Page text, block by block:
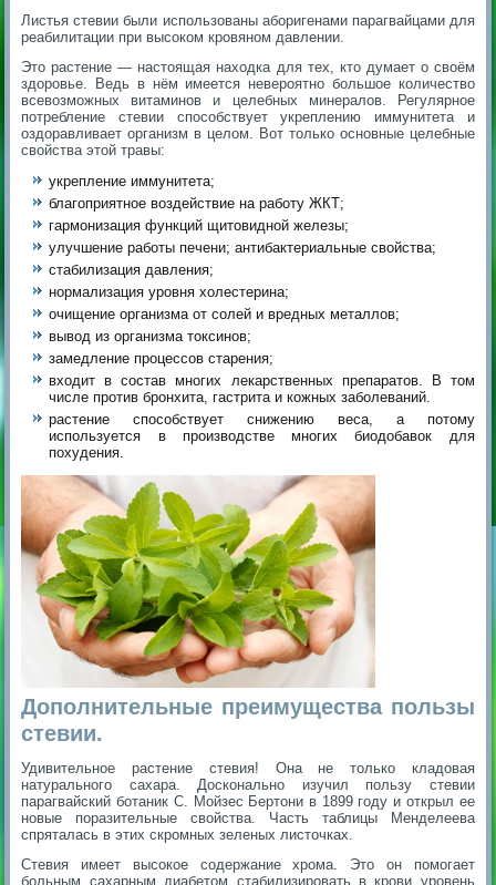
Листья стевии были использованы аборигенами парагвайцами для
реабилитации при высоком кровяном давлении.
Это растение — настоящая находка для тех, кто думает о своём
здоровье. Ведь в нём имеется невероятно большое количество
всевозможных витаминов и целебных минералов. Регулярное
потребление стевии способствует укреплению иммунитета и
оздоравливает организм в целом. Вот только основные целебные
свойства этой травы:
укрепление иммунитета;
благоприятное воздействие на работу ЖКТ;
гармонизация функций щитовидной железы;
улучшение работы печени; антибактериальные свойства;
стабилизация давления;
нормализация уровня холестерина;
очищение организма от солей и вредных металлов;
вывод из организма токсинов;
замедление процессов старения;
входит в состав многих лекарственных препаратов. В том
числе против бронхита, гастрита и кожных заболеваний.
растение способствует снижению веса, а потому
используется в производстве многих биодобавок для
похудения.
Дополнительные преимущества пользы
стевии.
Удивительное растение стевия! Она не только кладовая
натурального сахара. Досконально изучил пользу стевии
парагвайский ботаник С. Мойзес Бертони в 1899 году и открыл ее
новые поразительные свойства. Часть таблицы Менделеева
спряталась в этих скромных зеленых листочках.
Стевия имеет высокое содержание хрома. Это он помогает
больным сахарным диабетом стабилизировать в крови уровень